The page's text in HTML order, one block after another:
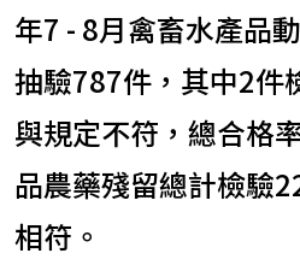
年7 - 8月禽畜水產品
抽驗787件，其中2件
與規定不符，總合格
品農藥殘留總計檢驗
相符。